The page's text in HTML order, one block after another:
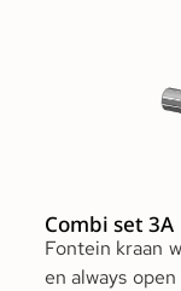
Combi set 3A
Fontein kraan
en always